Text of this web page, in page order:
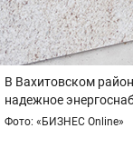
В Вахитовском
надежное
Фото: «БИЗНЕС Online»